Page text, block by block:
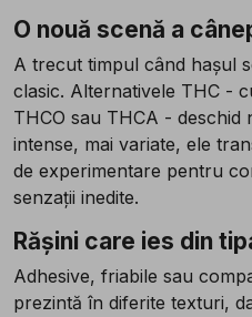
O nouă scenă a
A trecut timpul când hașul
clasic. Alternativele THC -
THCO sau THCA - deschid
intense, mai variate, ele
de experimentare pentru
senzații inedite.
Rășini care ies din
Adhesive, friabile sau
prezintă în diferite texturi,